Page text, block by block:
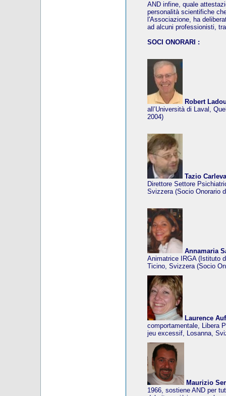
AND infine, quale
personalità scientifiche
l'Associazione, ha
ad alcuni professionisti,
SOCI ONORARI :
Robert
all’Università di Laval,
2004)
Tazio
Direttore Settore
Svizzera (Socio Onorario
Annamaria
Animatrice IRGA (Istituto
Ticino, Svizzera (Socio
Laurence
comportamentale, Libera
jeu excessif, Losanna,
Maurizio
1966, sostiene AND per